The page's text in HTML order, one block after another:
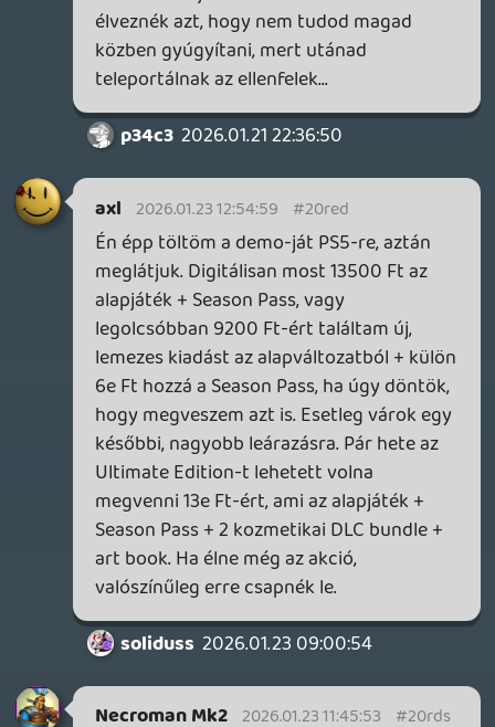
soliduss 2026.01.22 15:43:03 #20r82
google.com
Ma reggel a részvények beszakadtak...
mindenki szabadul az ubi részvényektől....
p34c3 2026.01.22 15:35:48 #20r7x
Bevallom őszintén, hogy évekkel ezelőtt
megfogadtam, hogy tudatosan nem
fogom "köpködni" a Ubisoftot.
A 2000-es években nagyon bírtam őket a
Prince of Persia és a Splinter Cell játékok
miatt, majd ezt követően is voltak
kifejezetten jó pillanataik: Call of Juarez,
Rayman Origins & Legends, Trials-sorozat,
nem beszélve a maga idejében GOTY Far
Cry 3-ról. Meg persze ott volt az Assassin's
Creed is, amit nagyjából a Syndicate-ig
követtem, szerettem, játszottam.
Aztán eltűnt (legalábbis számomra) az
innováció, a kreativitás, a megújulás a
játékaikból, és átváltottak ipari termelésre,
újrahasznosításra. Nem csinálnak
továbbra sem egyáltalán rossz játékokat,
stabilan szállítják az ilyen 7.2-8.2
semmi kiemelkedőt az asztalra tenni,
szerintem 8.5-es metascore feletti játékuk